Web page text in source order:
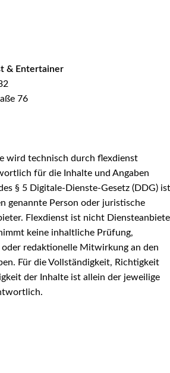
& Entertainer
76
wird technisch durch flexdienst
für die Inhalte und Angaben
§ 5 Digitale-Dienste-Gesetz (DDG) ist
genannte Person oder juristische
Flexdienst ist nicht
keine inhaltliche Prüfung,
redaktionelle Mitwirkung an den
Für die Vollständigkeit, Richtigkeit
der Inhalte ist allein der jeweilige